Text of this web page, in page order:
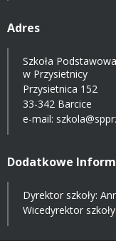
Adres
Szkoła
w Przysietnicy
Przysietnica 152
33-342 Barcice
e-mail:
Dodatkowe
Dyrektor szkoły:
Wicedyrektor